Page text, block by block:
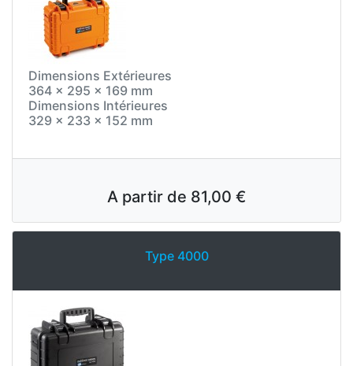
Dimensions Extérieures
364 x 295 x 169 mm
Dimensions Intérieures
329 x 233 x 152 mm
A partir de 81,00 €
Type 4000